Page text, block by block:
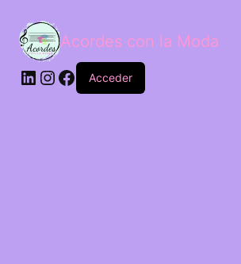
Acordes con la Moda
Acceder